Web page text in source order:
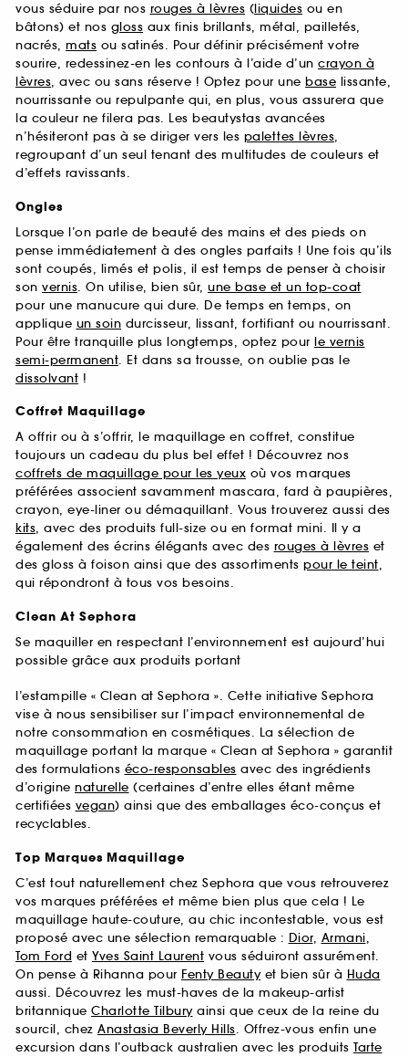
vous séduire par nos rouges à lèvres (liquides ou en
bâtons) et nos gloss aux finis brillants, métal, pailletés,
nacrés, mats ou satinés. Pour définir précisément votre
sourire, redessinez-en les contours à l’aide d’un crayon à
lèvres, avec ou sans réserve ! Optez pour une base lissante,
nourrissante ou repulpante qui, en plus, vous assurera que
la couleur ne filera pas. Les beautystas avancées
n’hésiteront pas à se diriger vers les palettes lèvres,
regroupant d’un seul tenant des multitudes de couleurs et
d’effets ravissants.
Ongles
Lorsque l’on parle de beauté des mains et des pieds on
pense immédiatement à des ongles parfaits ! Une fois qu’ils
sont coupés, limés et polis, il est temps de penser à choisir
son vernis. On utilise, bien sûr, une base et un top-coat
pour une manucure qui dure. De temps en temps, on
applique un soin durcisseur, lissant, fortifiant ou nourrissant.
Pour être tranquille plus longtemps, optez pour le vernis
semi-permanent. Et dans sa trousse, on oublie pas le
dissolvant !
Coffret Maquillage
A offrir ou à s’offrir, le maquillage en coffret, constitue
toujours un cadeau du plus bel effet ! Découvrez nos
coffrets de maquillage pour les yeux où vos marques
préférées associent savamment mascara, fard à paupières,
crayon, eye-liner ou démaquillant. Vous trouverez aussi des
kits, avec des produits full-size ou en format mini. Il y a
également des écrins élégants avec des rouges à lèvres et
des gloss à foison ainsi que des assortiments pour le teint,
qui répondront à tous vos besoins.
Clean At Sephora
Se maquiller en respectant l’environnement est aujourd’hui
possible grâce aux produits portant
l’estampille « Clean at Sephora ». Cette initiative Sephora
vise à nous sensibiliser sur l’impact environnemental de
notre consommation en cosmétiques. La sélection de
maquillage portant la marque « Clean at Sephora » garantit
des formulations éco-responsables avec des ingrédients
d’origine naturelle (certaines d’entre elles étant même
certifiées vegan) ainsi que des emballages éco-conçus et
recyclables.
Top Marques Maquillage
C’est tout naturellement chez Sephora que vous retrouverez
vos marques préférées et même bien plus que cela ! Le
maquillage haute-couture, au chic incontestable, vous est
proposé avec une sélection remarquable : Dior, Armani,
Tom Ford et Yves Saint Laurent vous séduiront assurément.
On pense à Rihanna pour Fenty Beautyet bien sûr à Huda
aussi. Découvrez les must-haves de la makeup-artist
britannique Charlotte Tilburyainsi que ceux de la reine du
sourcil, chez Anastasia Beverly Hills. Offrez-vous enfin une
excursion dans l’outback australien avec les produits Tarte